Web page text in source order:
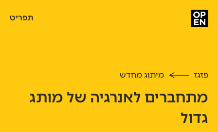
תפריט
פזגז מיתוג מחדש
מתחברים לאנרגיה של מותג
גדול